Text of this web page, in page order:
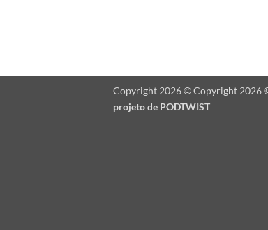
Copyright 2026 © Copyright 2026
projeto de PODTWIST